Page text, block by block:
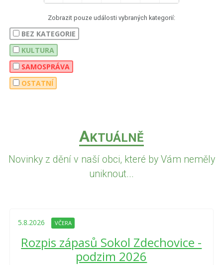
Zobrazit pouze události vybraných kategorií:
BEZ KATEGORIE
KULTURA
SAMOSPRÁVA
OSTATNÍ
AKTUÁLNĚ
Novinky z dění v naší obci, které by Vám neměly
uniknout...
5.8.2026 VČERA
Rozpis zápasů Sokol Zdechovice -
podzim 2026